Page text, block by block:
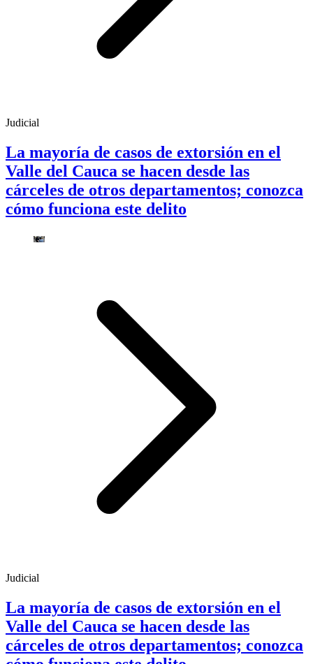
Judicial
La mayoría de casos de extorsión en el
Valle del Cauca se hacen desde las
cárceles de otros departamentos; conozca
cómo funciona este delito
Judicial
La mayoría de casos de extorsión en el
Valle del Cauca se hacen desde las
cárceles de otros departamentos; conozca